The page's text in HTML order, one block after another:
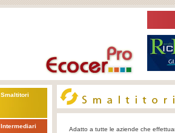
Smaltitori
Intermediari
Adatto a tutte le aziende che